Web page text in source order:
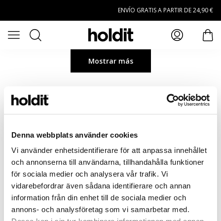
Denna webbplats använder cookies
Vi använder enhetsidentifierare för att anpassa innehållet
och annonserna till användarna, tillhandahålla funktioner
för sociala medier och analysera vår trafik. Vi
vidarebefordrar även sådana identifierare och annan
information från din enhet till de sociala medier och
annons- och analysföretag som vi samarbetar med.
ENVÍO GRATIS A PARTIR DE 24,90 €
Abrir menúBuscar
Mostrar más